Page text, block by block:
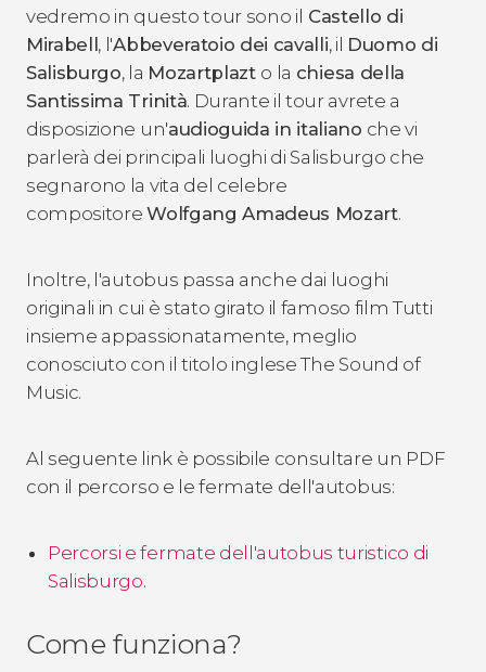
vedremo in questo tour sono il Castello di
Mirabell, l'Abbeveratoio dei cavalli, il Duomo di
Salisburgo, la Mozartplazt o la chiesa della
Santissima Trinità. Durante il tour avrete a
disposizione un'audioguida in italiano che vi
parlerà dei principali luoghi di Salisburgo che
segnarono la vita del celebre
compositoreWolfgang Amadeus Mozart.
Inoltre, l'autobus passa anche dai luoghi
originali in cui è stato girato il famoso filmTutti
insieme appassionatamente, meglio
conosciuto con il titolo ingleseThe Sound of
Music.
Al seguente link è possibile consultare un PDF
con il percorso e le fermate dell'autobus:
Percorsi e fermate dell'autobus turistico di
Salisburgo.
Come funziona?